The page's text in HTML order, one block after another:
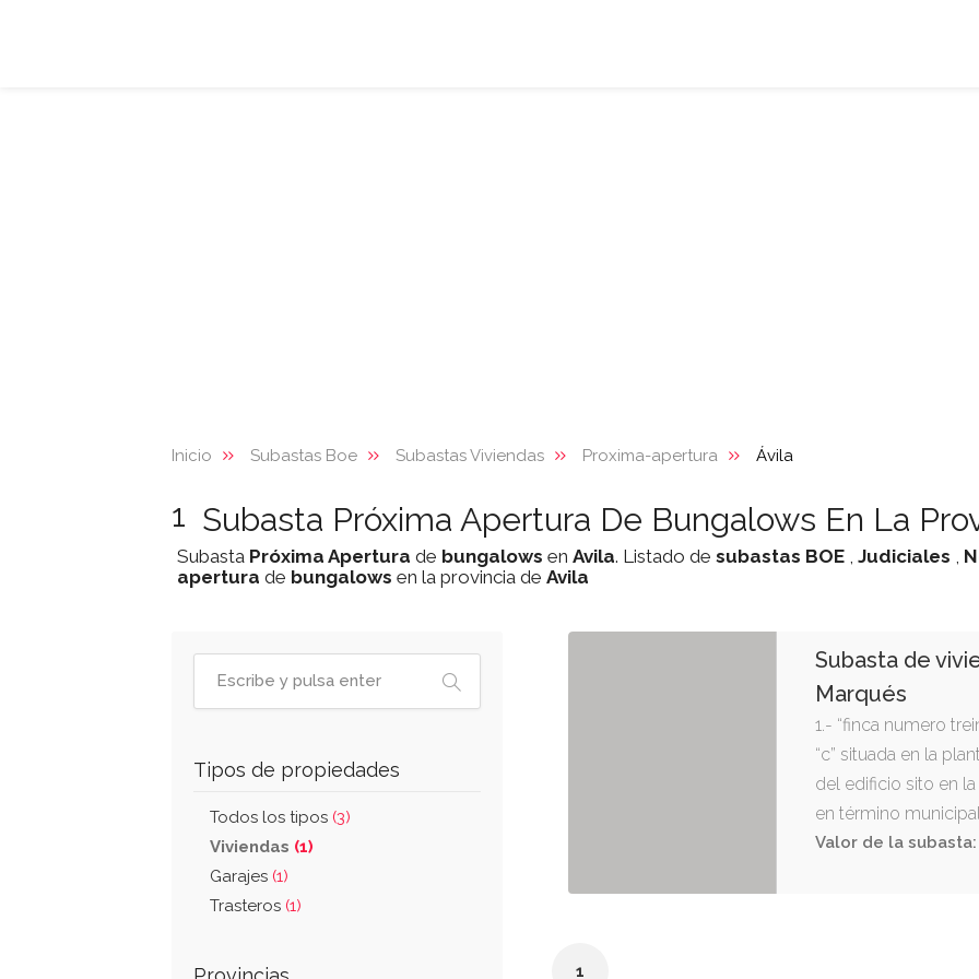
Inicio Subastas Boe Subastas Viviendas Proxima-apertura Ávila
1 Subasta Próxima Apertura De Bungalows En La
Subasta Próxima Apertura de bungalows en Avila. Listado de subastas BOE , Judiciales ,
apertura de bungalows en la provincia de Avila
Tipos de propiedades
Todos los tipos (3)
Viviendas (1)
Garajes (1)
Trasteros (1)
Subasta de
Marqués
1.- “finca numero
“c” situada en la
del edificio sito en
en término
consta de salón-
Valor de la subasta:
1